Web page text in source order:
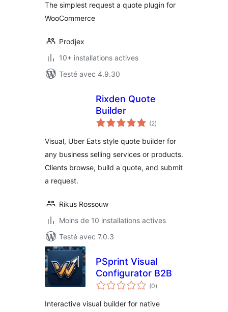
The simplest request a quote plugin for
WooCommerce
Prodjex
10+ installations actives
Testé avec 4.9.30
Rixden Quote
Builder
(2notes
en
)
Visual, Uber Eats style quote builder for
any business selling services or products.
Clients browse, build a quote, and submit
a request.
Rikus Rossouw
Moins de 10 installations actives
Testé avec 7.0.3
PSprint Visual
Configurator B2B
(0notes
en
)
Interactive visual builder for native